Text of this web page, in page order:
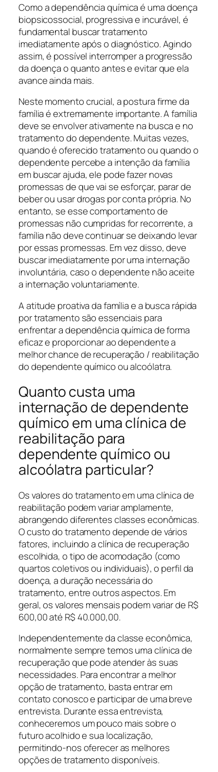
Como a dependência química é uma doença
biopsicossocial, progressiva e incurável, é
fundamental buscar tratamento
imediatamente após o diagnóstico. Agindo
assim, é possível interromper a progressão
da doença o quanto antes e evitar que ela
avance ainda mais.
Neste momento crucial, a postura firme da
família é extremamente importante. A família
deve se envolver ativamente na busca e no
tratamento do dependente. Muitas vezes,
quando é oferecido tratamento ou quando o
dependente percebe a intenção da família
em buscar ajuda, ele pode fazer novas
promessas de que vai se esforçar, parar de
beber ou usar drogas por conta própria. No
entanto, se esse comportamento de
promessas não cumpridas for recorrente, a
família não deve continuar se deixando levar
por essas promessas. Em vez disso, deve
buscar imediatamente por uma internação
involuntária, caso o dependente não aceite
a internação voluntariamente.
A atitude proativa da família e a busca rápida
por tratamento são essenciais para
enfrentar a dependência química de forma
eficaz e proporcionar ao dependente a
melhor chance de recuperação / reabilitação
do dependente químico ou alcoólatra.
Quanto custa uma
internação de dependente
químico em uma clínica de
reabilitação para
dependente químico ou
alcoólatra particular?
Os valores do tratamento em uma clínica de
reabilitação podem variar amplamente,
abrangendo diferentes classes econômicas.
O custo do tratamento depende de vários
fatores, incluindo a clínica de recuperação
escolhida, o tipo de acomodação (como
quartos coletivos ou individuais), o perfil da
doença, a duração necessária do
tratamento, entre outros aspectos. Em
geral, os valores mensais podem variar de R$
600,00 até R$ 40.000,00.
Independentemente da classe econômica,
normalmente sempre temos uma clínica de
recuperação que pode atender às suas
necessidades. Para encontrar a melhor
opção de tratamento, basta entrar em
contato conosco e participar de uma breve
entrevista. Durante essa entrevista,
conheceremos um pouco mais sobre o
futuro acolhido e sua localização,
permitindo-nos oferecer as melhores
opções de tratamento disponíveis.